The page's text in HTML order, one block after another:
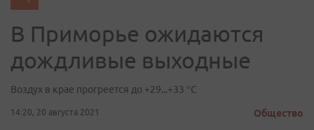
В Приморье ожидаются
дождливые выходные
Воздух в крае прогреется до +29...+33 °С
14:20, 20 августа 2021 Общество